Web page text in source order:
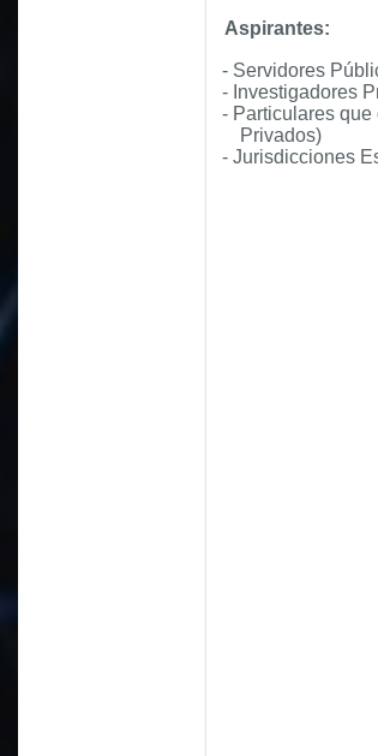
Aspirantes:
- Servidores
- Investigadores
- Particulares
Privados)
- Jurisdicciones